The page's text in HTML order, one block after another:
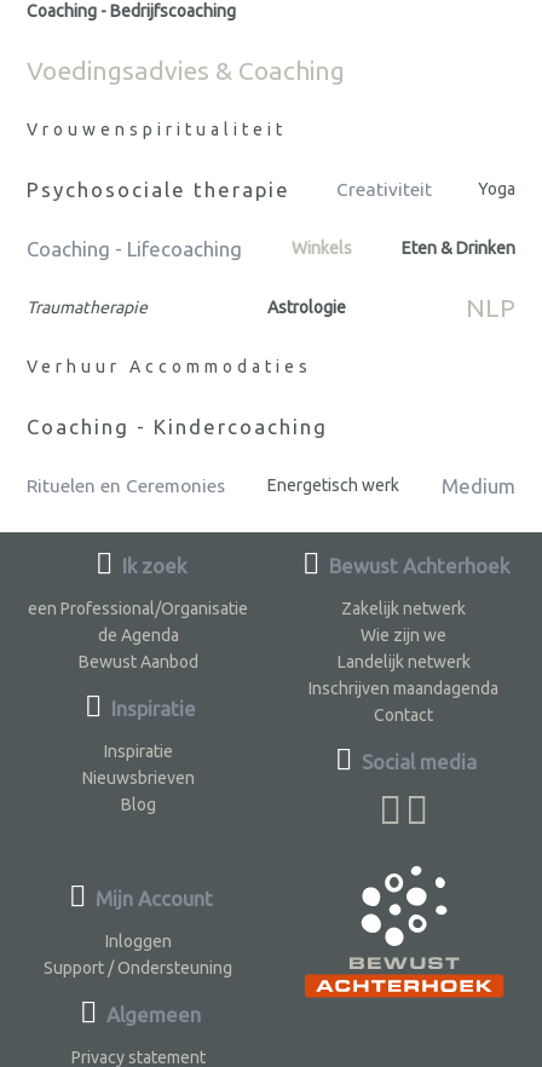
Coaching - Bedrijfscoaching
Voedingsadvies & Coaching
Vrouwenspiritualiteit
Psychosociale therapie Creativiteit Yoga
Coaching - Lifecoaching Winkels Eten & Drinken
Traumatherapie Astrologie NLP
Verhuur Accommodaties
Coaching - Kindercoaching
Rituelen en Ceremonies Energetisch werk Medium
Ik zoek
een Professional/Organisatie
de Agenda
Bewust Aanbod
Inspiratie
Inspiratie
Nieuwsbrieven
Blog
Bewust Achterhoek
Zakelijk netwerk
Wie zijn we
Landelijk netwerk
Inschrijven maandagenda
Contact
Social media
Mijn Account
Inloggen
Support / Ondersteuning
Algemeen
Privacy statement